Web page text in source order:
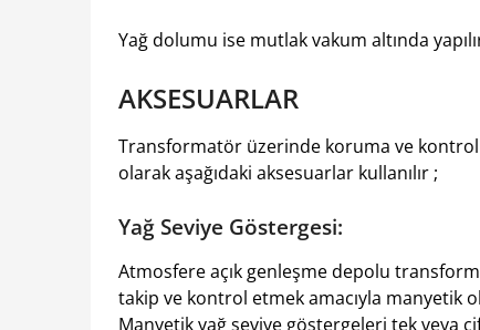
Yağ dolumu ise mutlak vakum altında
AKSESUARLAR
Transformatör üzerinde koruma ve kontrol
olarak aşağıdaki aksesuarlar kullanılır ;
Yağ Seviye Göstergesi:
Atmosfere açık genleşme depolu
takip ve kontrol etmek amacıyla manyetik
Manyetik yağ seviye göstergeleri tek veya